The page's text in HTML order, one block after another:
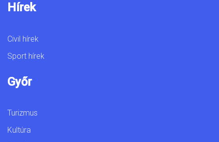
Hírek
Civil hírek
Sport hírek
Győr
Turizmus
Kultúra